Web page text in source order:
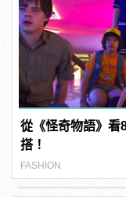
從《怪奇物語》看
搭！
FASHION